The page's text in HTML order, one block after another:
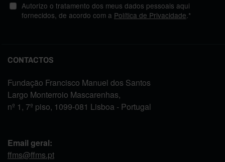
Autorizo o tratamento dos meus dados pessoais aqui
fornecidos, de acordo com a Política de Privacidade.*
CONTACTOS
Fundação Francisco Manuel dos Santos
Largo Monterroio Mascarenhas,
nº 1, 7º piso, 1099-081 Lisboa - Portugal
Email geral:
ffms@ffms.pt